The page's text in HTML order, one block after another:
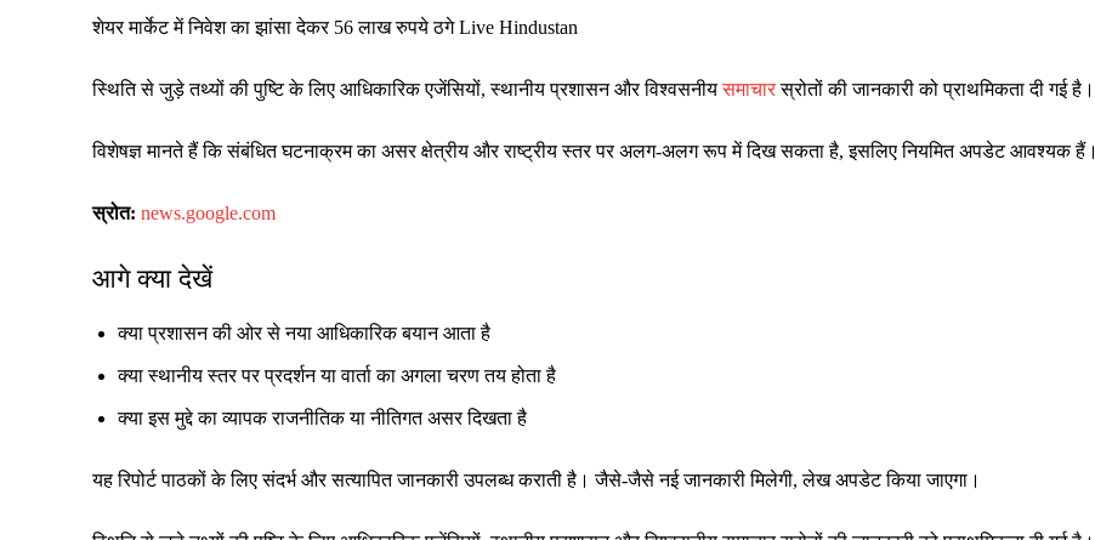
शेयर मार्केट में निवेश का झांसा देकर 56 लाख रुपये ठगे Live Hindustan
स्थिति से जुड़े तथ्यों की पुष्टि के लिए आधिकारिक एजेंसियों, स्थानीय प्रशासन और विश्वसनीयसमाचारस्रोतों की जानकारी को प्राथमिकता दी गई है।
विशेषज्ञ मानते हैं कि संबंधित घटनाक्रम का असर क्षेत्रीय और राष्ट्रीय स्तर पर अलग-अलग रूप में दिख सकता है, इसलिए नियमित अपडेट आवश्यक हैं।
स्रोत: news.google.com
आगे क्या देखें
क्या प्रशासन की ओर से नया आधिकारिक बयान आता है
क्या स्थानीय स्तर पर प्रदर्शन या वार्ता का अगला चरण तय होता है
क्या इस मुद्दे का व्यापक राजनीतिक या नीतिगत असर दिखता है
यह रिपोर्ट पाठकों के लिए संदर्भ और सत्यापित जानकारी उपलब्ध कराती है। जैसे-जैसे नई जानकारी मिलेगी, लेख अपडेट किया जाएगा।